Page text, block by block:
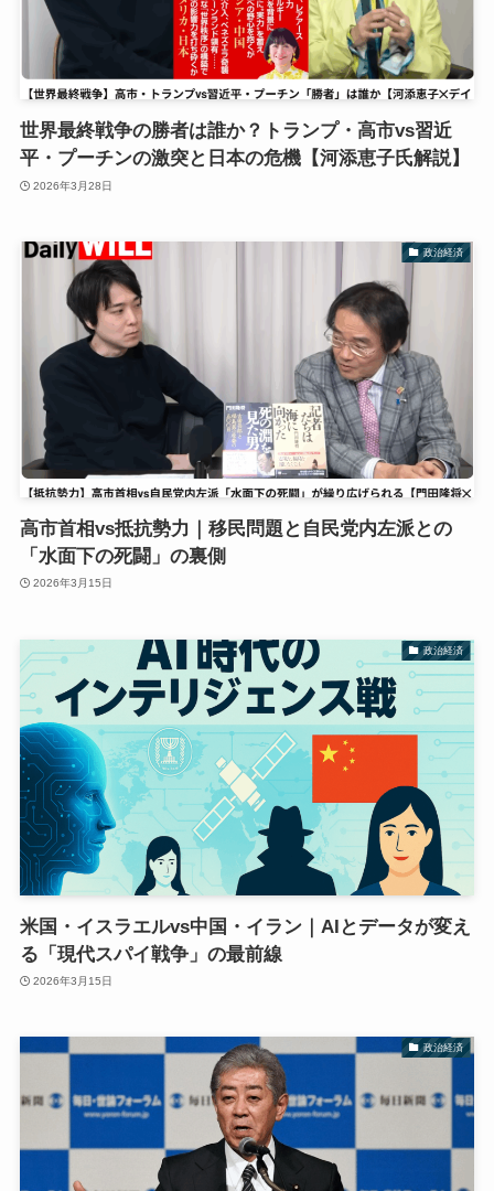
世界最終戦争の勝者は誰か？トランプ・高市vs習近
平・プーチンの激突と日本の危機【河添恵子氏解説】
2026年3月28日
政治経済
高市首相vs抵抗勢力｜移民問題と自民党内左派との
「水面下の死闘」の裏側
2026年3月15日
政治経済
米国・イスラエルvs中国・イラン｜AIとデータが変え
る「現代スパイ戦争」の最前線
2026年3月15日
政治経済